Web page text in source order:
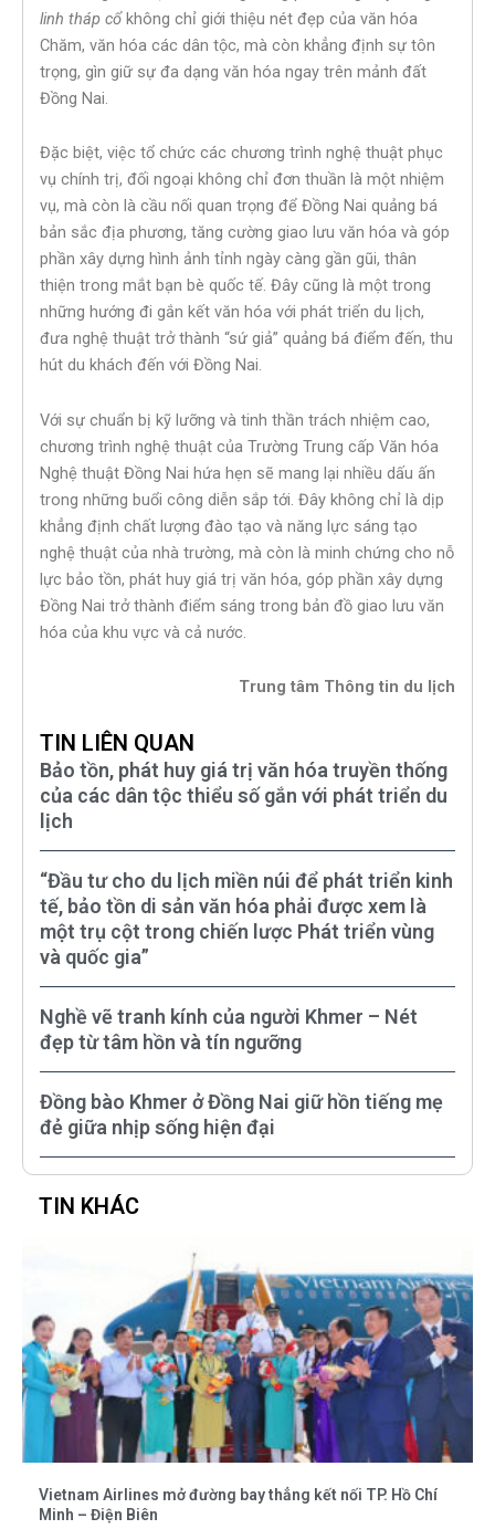
linh tháp cổkhông chỉ giới thiệu nét đẹp của văn hóa
Chăm, văn hóa các dân tộc, mà còn khẳng định sự tôn
trọng, gìn giữ sự đa dạng văn hóa ngay trên mảnh đất
Đồng Nai.
Đặc biệt, việc tổ chức các chương trình nghệ thuật phục
vụ chính trị, đối ngoại không chỉ đơn thuần là một nhiệm
vụ, mà còn là cầu nối quan trọng để Đồng Nai quảng bá
bản sắc địa phương, tăng cường giao lưu văn hóa và góp
phần xây dựng hình ảnh tỉnh ngày càng gần gũi, thân
thiện trong mắt bạn bè quốc tế. Đây cũng là một trong
những hướng đi gắn kết văn hóa với phát triển du lịch,
đưa nghệ thuật trở thành “sứ giả” quảng bá điểm đến, thu
hút du khách đến với Đồng Nai.
Với sự chuẩn bị kỹ lưỡng và tinh thần trách nhiệm cao,
chương trình nghệ thuật của Trường Trung cấp Văn hóa
Nghệ thuật Đồng Nai hứa hẹn sẽ mang lại nhiều dấu ấn
trong những buổi công diễn sắp tới. Đây không chỉ là dịp
khẳng định chất lượng đào tạo và năng lực sáng tạo
nghệ thuật của nhà trường, mà còn là minh chứng cho nỗ
lực bảo tồn, phát huy giá trị văn hóa, góp phần xây dựng
Đồng Nai trở thành điểm sáng trong bản đồ giao lưu văn
hóa của khu vực và cả nước.
Trung tâm Thông tin du lịch
TIN LIÊN QUAN
Bảo tồn, phát huy giá trị văn hóa truyền thống
của các dân tộc thiểu số gắn với phát triển du
lịch
“Đầu tư cho du lịch miền núi để phát triển kinh
tế, bảo tồn di sản văn hóa phải được xem là
một trụ cột trong chiến lược Phát triển vùng
và quốc gia”
Nghề vẽ tranh kính của người Khmer – Nét
đẹp từ tâm hồn và tín ngưỡng
Đồng bào Khmer ở Đồng Nai giữ hồn tiếng mẹ
đẻ giữa nhịp sống hiện đại
TIN KHÁC
Vietnam Airlines mở đường bay thẳng kết nối TP. Hồ Chí
Minh – Điện Biên